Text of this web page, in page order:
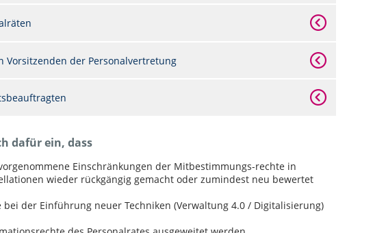
Vorsitzenden der Personalvertretung
dafür ein, dass
Einschränkungen der Mitbestimmungs-rechte in
wieder rückgängig gemacht oder zumindest neu bewertet
der Einführung neuer Techniken (Verwaltung 4.0 / Digitalisierung)